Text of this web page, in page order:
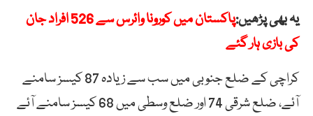
یہ بھی پڑھیں:
پاکستان میں کورونا وائرس سے 526 افراد جان
کی بازی ہار گئے
کراچی کے ضلع جنوبی میں سب سے زیادہ 87 کیسز سامنے
آئے، ضلع شرقی 74 اور ضلع وسطی میں 68 کیسز سامنے آئے